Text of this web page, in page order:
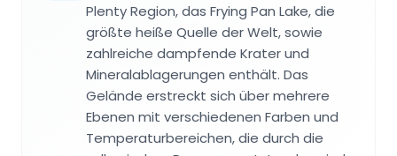
Plenty Region, das Frying Pan Lake, die
größte heiße Quelle der Welt, sowie
zahlreiche dampfende Krater und
Mineralablagerungen enthält. Das
Gelände erstreckt sich über mehrere
Ebenen mit verschiedenen Farben und
Temperaturbereichen, die durch die